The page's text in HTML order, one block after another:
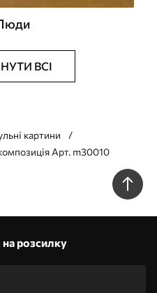
ВСІ
картини
Арт. m30010
на розсилку